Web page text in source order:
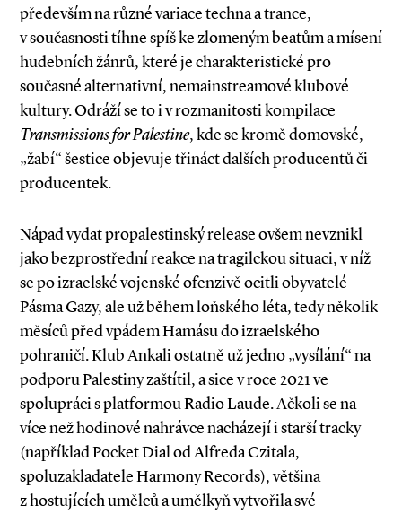
především na různé variace techna a trance,
v současnosti tíhne spíš ke zlomeným beatům a mísení
hudebních žánrů, které je charakteristické pro
současné alternativní, nemainstreamové klubové
kultury. Odráží se to i v rozmanitosti kompilace
Transmissions for Palestine, kde se kromě domovské,
„žabí“ šestice objevuje třináct dalších producentů či
producentek.
Nápad vydat propalestinský release ovšem nevznikl
jako bezprostřední reakce na tragilckou situaci, v níž
se po izraelské vojenské ofenzivě ocitli obyvatelé
Pásma Gazy, ale už během loňského léta, tedy několik
měsíců před vpádem Hamásu do izraelského
pohraničí. Klub Ankali ostatně už jedno „vysílání“ na
podporu Palestiny zaštítil, a sice v roce 2021 ve
spolupráci s platformou Radio Laude. Ačkoli se na
více než hodinové nahrávce nacházejí i starší tracky
(například Pocket Dial od Alfreda Czitala,
spoluzakladatele Harmony Records), většina
z hostujících umělců a umělkyň vytvořila své